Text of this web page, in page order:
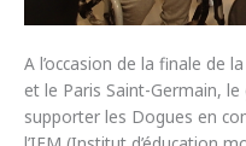
A l’occasion de la finale de
et le Paris Saint-Germain,
supporter les Dogues en